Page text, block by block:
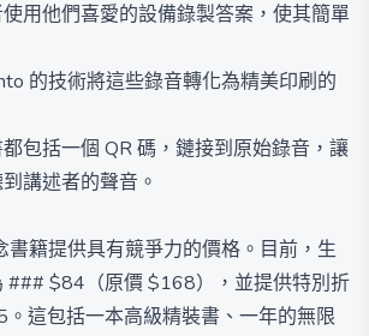
用他們喜愛的設備錄製答案，使其簡單
的技術將這些錄音轉化為精美印刷的
包括一個 QR 碼，鏈接到原始錄音，讓
講述者的聲音。
書籍提供具有競爭力的價格。目前，生
### $84（原價 $168），並提供特別折
這包括一本高級精裝書、一年的無限